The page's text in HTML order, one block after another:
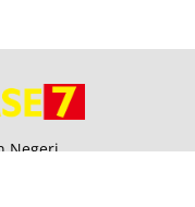
Negeri